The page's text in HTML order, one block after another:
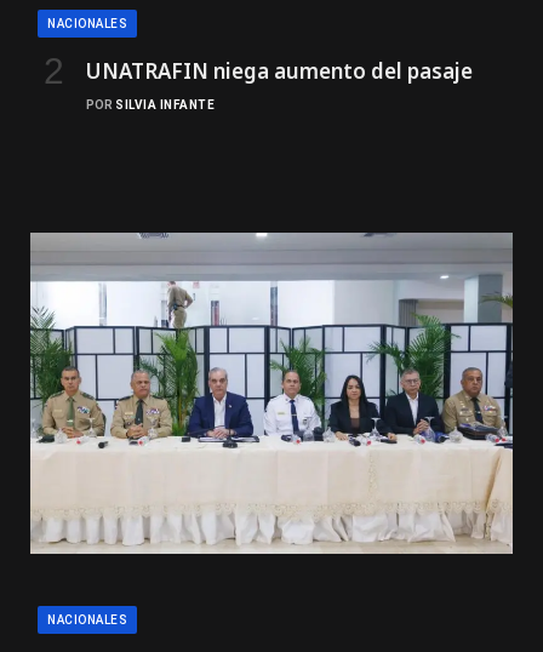
NACIONALES
UNATRAFIN niega aumento del pasaje
POR SILVIA INFANTE
NACIONALES